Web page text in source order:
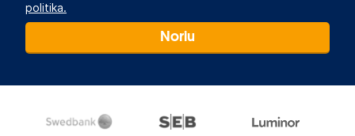
politika.
Noriu